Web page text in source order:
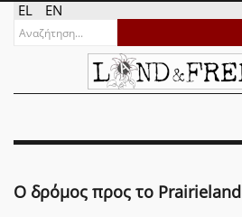
EL EN
Ο δρόμος προς το Prairieland